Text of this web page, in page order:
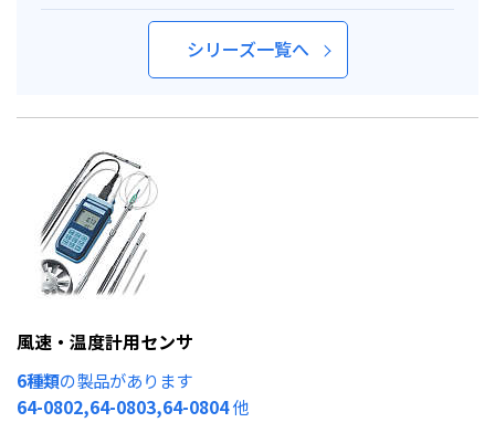
シリーズ一覧へ
風速・温度計用センサ
6種類の製品があります
64-0802,64-0803,64-0804他